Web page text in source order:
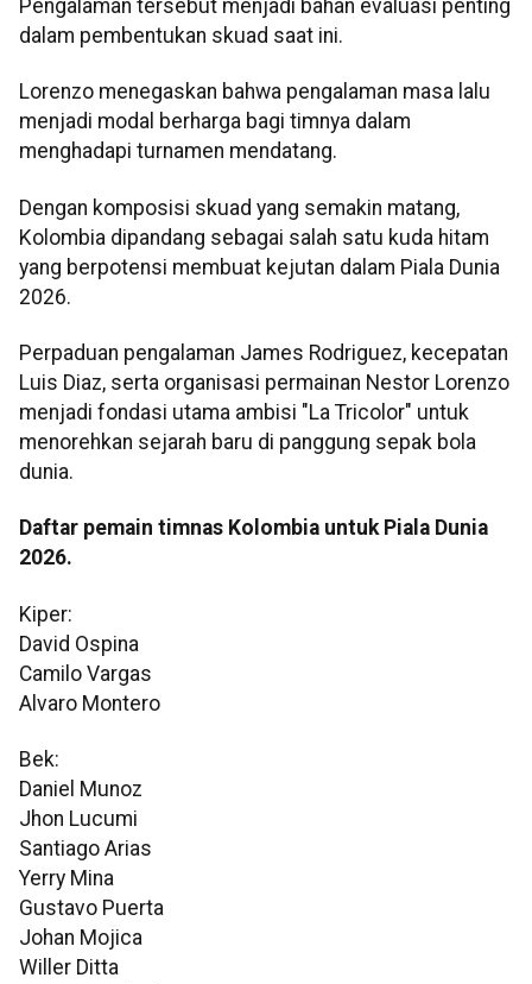
Pengalaman tersebut menjadi bahan evaluasi penting
dalam pembentukan skuad saat ini.
Lorenzo menegaskan bahwa pengalaman masa lalu
menjadi modal berharga bagi timnya dalam
menghadapi turnamen mendatang.
Dengan komposisi skuad yang semakin matang,
Kolombia dipandang sebagai salah satu kuda hitam
yang berpotensi membuat kejutan dalam Piala Dunia
2026.
Perpaduan pengalaman James Rodriguez, kecepatan
Luis Diaz, serta organisasi permainan Nestor Lorenzo
menjadi fondasi utama ambisi "La Tricolor" untuk
menorehkan sejarah baru di panggung sepak bola
dunia.
Daftar pemain timnas Kolombia untuk Piala Dunia
2026.
Kiper:
David Ospina
Camilo Vargas
Alvaro Montero
Bek:
Daniel Munoz
Jhon Lucumi
Santiago Arias
Yerry Mina
Gustavo Puerta
Johan Mojica
Willer Ditta